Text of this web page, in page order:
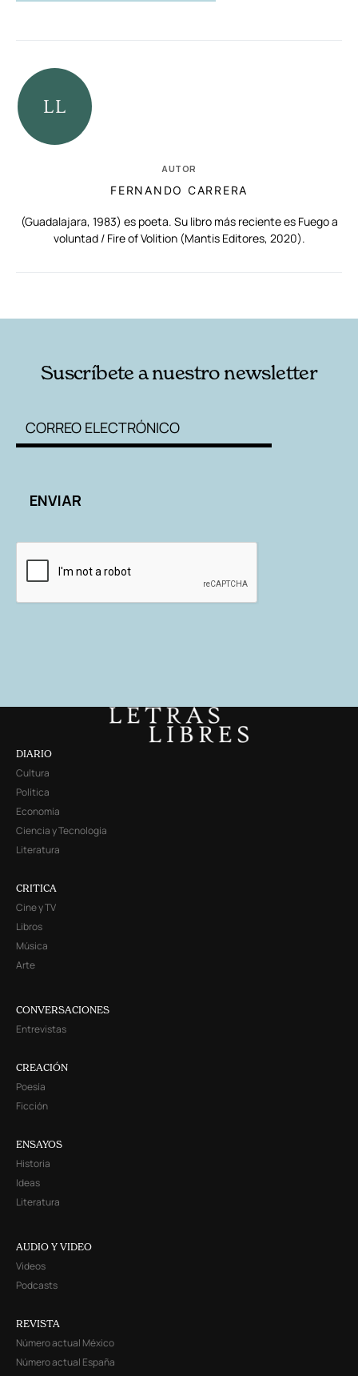
AUTOR
FERNANDO CARRERA
(Guadalajara, 1983) es poeta. Su libro más reciente es Fuego a
voluntad / Fire of Volition (Mantis Editores, 2020).
Suscríbete a nuestro newsletter
DIARIO
Cultura
Política
Economía
Ciencia y Tecnología
Literatura
CRITICA
Cine y TV
Libros
Música
Arte
CONVERSACIONES
Entrevistas
CREACIÓN
Poesía
Ficción
ENSAYOS
Historia
Ideas
Literatura
AUDIO Y VIDEO
Videos
Podcasts
REVISTA
Número actual México
Número actual España